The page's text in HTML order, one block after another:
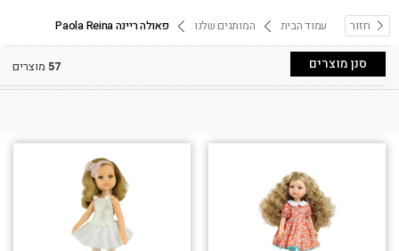
חזור עמוד הבית המותגים שלנו פאולה ריינה Paola Reina
57 מוצרים סנן מוצרים